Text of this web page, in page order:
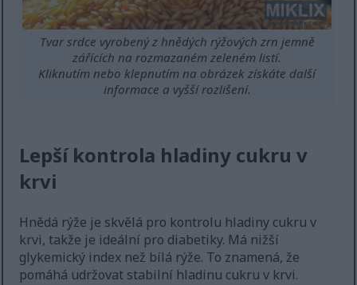
Tvar srdce vyrobený z hnědých rýžových zrn jemně
zářících na rozmazaném zeleném listí.
Kliknutím nebo klepnutím na obrázek získáte další
informace a vyšší rozlišení.
Lepší kontrola hladiny cukru v
krvi
Hnědá rýže je skvělá pro kontrolu hladiny cukru v
krvi, takže je ideální pro diabetiky. Má nižší
glykemický index než bílá rýže. To znamená, že
pomáhá udržovat stabilní hladinu cukru v krvi.